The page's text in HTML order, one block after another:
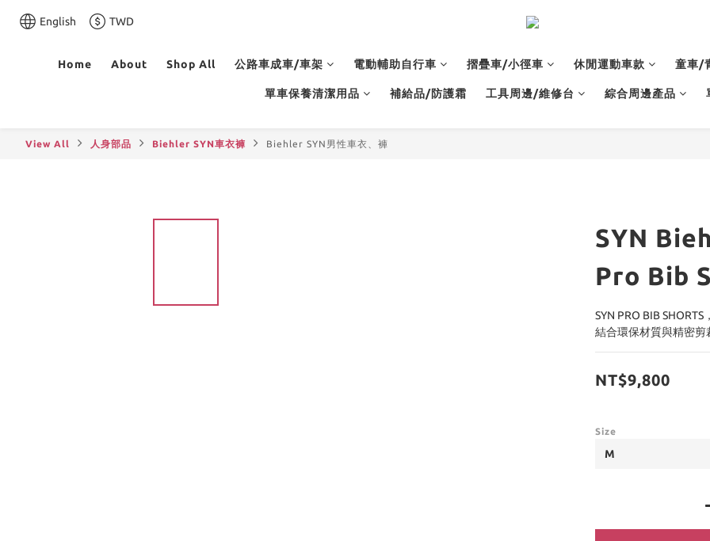
English TWD
Home About Shop All 公路車成車/車架 電動輔助自行車 摺疊車/小徑車 休閒運動車款 童車/
單車保養清潔用品 補給品/防護霜 工具周邊/維修台 綜合周邊產品
View All 人身部品 Biehler SYN車衣褲 Biehler SYN男性車衣、褲
SYN
Pro Bib
SYN PRO BIB
結合環保材質與精密剪
NT$9,800
Size